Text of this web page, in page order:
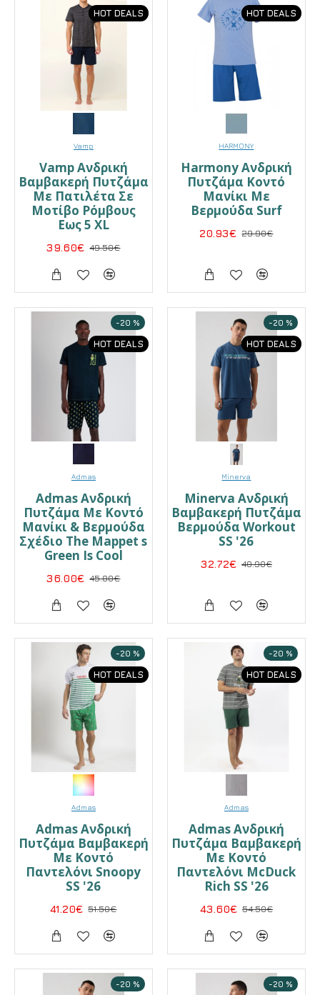
HOT DEALS
Vamp
Vamp Ανδρική
Βαμβακερή Πυτζάμα
Με Πατιλέτα Σε
Μοτίβο Ρόμβους
Εως 5 XL
39.60€ 49.50€
HOT DEALS
HARMONY
Harmony Ανδρική
Πυτζάμα Κοντό
Μανίκι Με
Βερμούδα Surf
20.93€ 29.90€
HOT DEALS
-20 %
Admas
Admas Ανδρική
Πυτζάμα Με Κοντό
Μανίκι & Βερμούδα
Σχέδιο The Mappet s
Green Is Cool
36.00€ 45.00€
HOT DEALS
-20 %
Minerva
Minerva Ανδρική
Βαμβακερή Πυτζάμα
Βερμούδα Workout
SS '26
32.72€ 40.90€
HOT DEALS
-20 %
Admas
Admas Ανδρική
Πυτζάμα Βαμβακερή
Με Κοντό
Παντελόνι Snoopy
SS '26
41.20€ 51.50€
HOT DEALS
-20 %
Admas
Admas Ανδρική
Πυτζάμα Βαμβακερή
Με Κοντό
Παντελόνι McDuck
Rich SS '26
43.60€ 54.50€
-20 % -20 %